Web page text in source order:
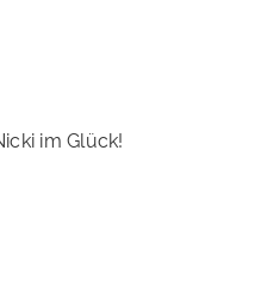
im Glück!